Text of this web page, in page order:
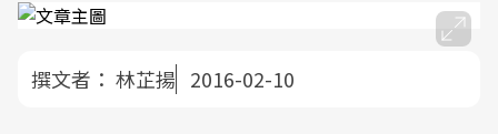
撰文者： 林芷揚 2016-02-10